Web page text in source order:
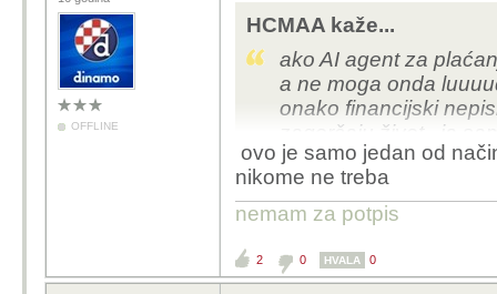
OFFLINE
HCMAA kaže...
ako AI agent za
a ne moga onda
onako financijski
zagorčaju život...ja
skupljajući u kasicu
plastičnih
po kunu...i sada kad
skupljam
fond...samom sebi
kupti mobitel..uzmem
ovo je samo jedan od
nikome ne treba
nemam za potpis
2 0 HVALA 0